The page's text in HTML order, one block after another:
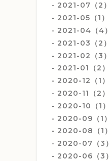
2021-07（2）
2021-05（1）
2021-04（4）
2021-03（2）
2021-02（3）
2021-01（2）
2020-12（1）
2020-11（2）
2020-10（1）
2020-09（1）
2020-08（1）
2020-07（3）
2020-06（3）